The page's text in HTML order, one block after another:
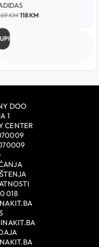
KM118KM
DOO
1
CENTER
018